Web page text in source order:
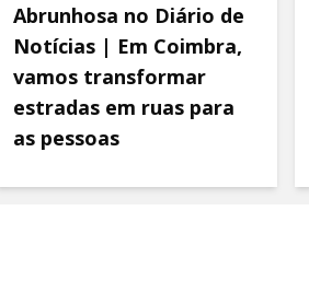
Abrunhosa no Diário de
Notícias | Em Coimbra,
vamos transformar
estradas em ruas para
as pessoas